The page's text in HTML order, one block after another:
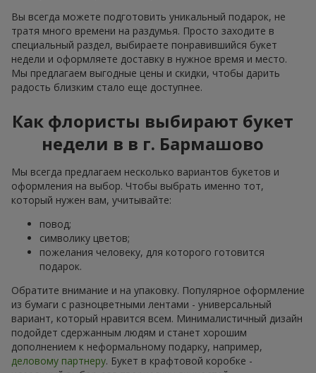
Вы всегда можете подготовить уникальный подарок, не
тратя много времени на раздумья. Просто заходите в
специальный раздел, выбираете понравившийся букет
недели и оформляете доставку в нужное время и место.
Мы предлагаем выгодные цены и скидки, чтобы дарить
радость близким стало еще доступнее.
Как флористы выбирают букет
недели в в г. Бармашово
Мы всегда предлагаем несколько вариантов букетов и
оформления на выбор. Чтобы выбрать именно тот,
который нужен вам, учитывайте:
повод;
символику цветов;
пожелания человеку, для которого готовится
подарок.
Обратите внимание и на упаковку. Популярное оформление
из бумаги с разноцветными лентами - универсальный
вариант, который нравится всем. Минималистичный дизайн
подойдет сдержанным людям и станет хорошим
дополнением к неформальному подарку, например,
деловому партнеру. Букет в крафтовой коробке -